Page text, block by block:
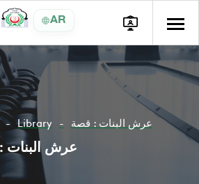
AR
Library عرش البنات : قصة
عرش